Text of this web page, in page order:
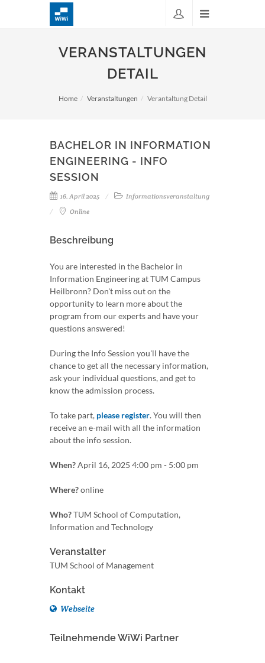
VERANSTALTUNGEN
DETAIL
Home Veranstaltungen Verantaltung Detail
BACHELOR IN INFORMATION
ENGINEERING - INFO
SESSION
16. April 2025
Informationsveranstaltung
Online
Beschreibung
You are interested in the Bachelor in
Information Engineering at TUM Campus
Heilbronn? Don't miss out on the
opportunity to learn more about the
program from our experts and have your
questions answered!
During the Info Session you'll have the
chance to get all the necessary information,
ask your individual questions, and get to
know the admission process.
To take part, please register. You will then
receive an e-mail with all the information
about the info session.
When?April 16, 2025 4:00 pm - 5:00 pm
Where?online
Who?TUM School of Computation,
Information and Technology
Veranstalter
TUM School of Management
Kontakt
Webseite
Teilnehmende WiWi Partner